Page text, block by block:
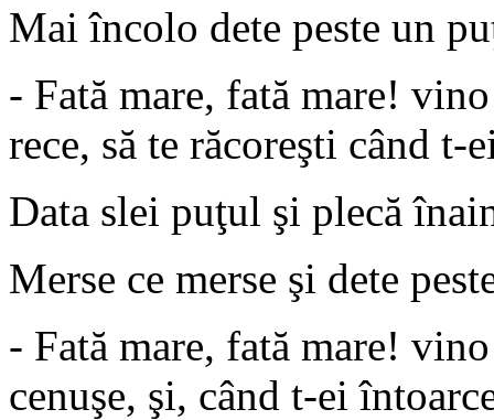
Mai încolo dete peste un
- Fată mare, fată mare!
rece, să te răcoreşti când t-
Data slei puţul şi plecă
Merse ce merse şi dete
- Fată mare, fată mare!
cenuşe, şi, când t-ei